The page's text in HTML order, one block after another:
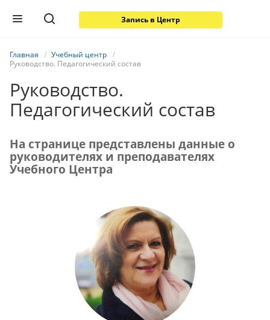
Запись в Центр
Главная
Учебный центр
Руководство. Педагогический состав
Руководство.
Педагогический состав
На странице представлены данные о
руководителях и преподавателях
Учебного Центра